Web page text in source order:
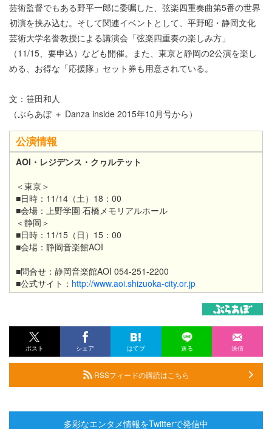
芸術監督でもある野平一郎に委嘱した、弦楽四重奏曲第5番の世界
初演を挟み込む。そして関連イベントとして、平野昭・静岡文化
芸術大学名誉教授による講演会「弦楽四重奏の楽しみ方」
（11/15、要申込）なども開催。また、東京と静岡の2公演を楽し
める、お得な「応援隊」セット券も用意されている。
文：笹田和人
（ぶらあぼ ＋ Danza inside 2015年10月号から）
公演情報
AOI・レジデンス・クヮルテット​
＜東京＞
■日時：11/14（土）18：00
■会場：上野学園 石橋メモリアルホール
＜静岡 ＞
■日時： 11/15（日）15：00
■会場： 静岡音楽館AOI
■問合せ：静岡音楽館AOI 054-251-2200
■公式サイト： http://www.aoi.shizuoka-city.or.jp
ポスト シェア はてブ 送る 送信
RSSフィードの購読はこちら
多彩なエンタメ情報をTwitterで発信中